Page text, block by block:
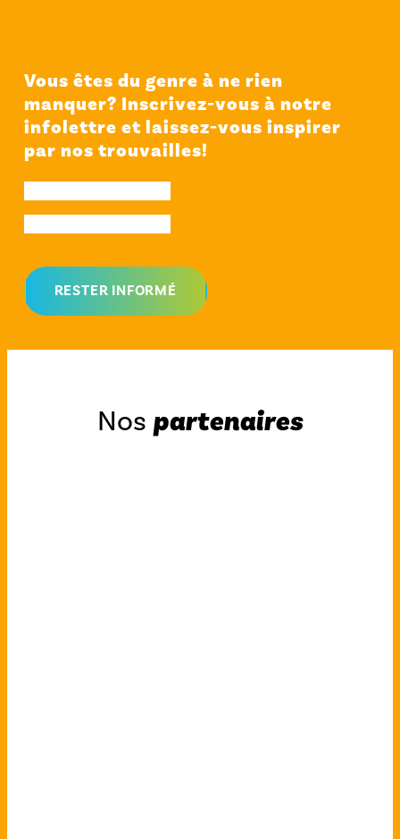
Vous êtes du genre à ne rien
manquer? Inscrivez-vous à notre
infolettre et laissez-vous inspirer
par nos trouvailles!
Nos partenaires